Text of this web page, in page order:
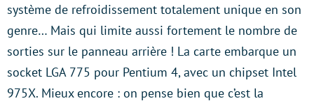
système de refroidissement totalement unique en son
genre… Mais qui limite aussi fortement le nombre de
sorties sur le panneau arrière ! La carte embarque un
socket LGA 775 pour Pentium 4, avec un chipset Intel
975X. Mieux encore : on pense bien que c’est la